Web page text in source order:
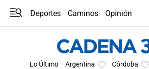
Deportes Caminos
Opinión
Lo Último Argentina Córdoba